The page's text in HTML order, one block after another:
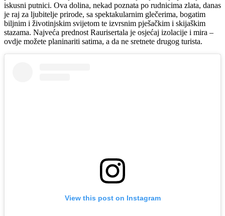
iskusni putnici. Ova dolina, nekad poznata po rudnicima zlata, danas
je raj za ljubitelje prirode, sa spektakularnim glečerima, bogatim
biljnim i životinjskim svijetom te izvrsnim pješačkim i skijaškim
stazama. Najveća prednost Raurisertala je osjećaj izolacije i mira –
ovdje možete planinariti satima, a da ne sretnete drugog turista.
View this post on Instagram